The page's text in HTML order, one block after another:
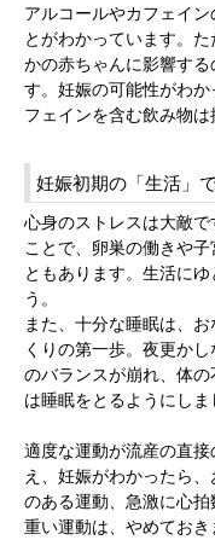
アルコールやカフェイ
とがわかっています。
かの赤ちゃんに影響す
す。妊娠の可能性がわ
フェインを含む飲み物は
妊娠初期の「生活」
心身のストレスは大敵
ことで、卵巣の働きや
ともあります。生活に
う。
また、十分な睡眠は、
くりの第一歩。夜更か
のバランスが崩れ、体
は睡眠をとるようにしま
適度な運動が流産の直
え、妊娠がわかったら
のある運動、急激に心
重い運動は、やめておき